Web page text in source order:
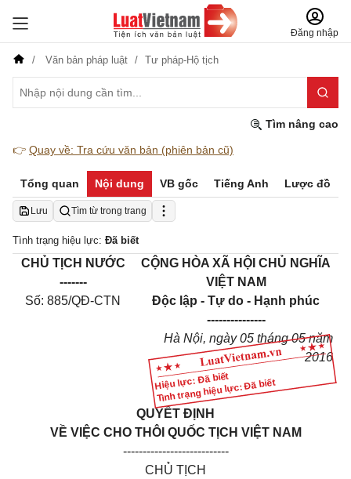
Đăng nhập
Văn bản pháp luật Tư pháp-Hộ tịch
Tìm nâng cao
👉 Quay về: Tra cứu văn bản (phiên bản cũ)
Tổng quan Nội dung VB gốc Tiếng Anh Lược đồ
Lưu Tìm từ trong trang
Tình trạng hiệu lực: Đã biết
Hiệu lực: Đã biết
Tình trạng hiệu lực: Đã biết
CHỦ TỊCH NƯỚC
-------
Số: 885/QĐ-CTN
CỘNG HÒA XÃ HỘI CHỦ NGHĨA
VIỆT NAM
Độc lập - Tự do - Hạnh phúc
---------------
Hà Nội, ngày 05 tháng 05 năm
2016
QUYẾT ĐỊNH
VỀ VIỆC CHO THÔI QUỐC TỊCH VIỆT NAM
---------------------------
CHỦ TỊCH